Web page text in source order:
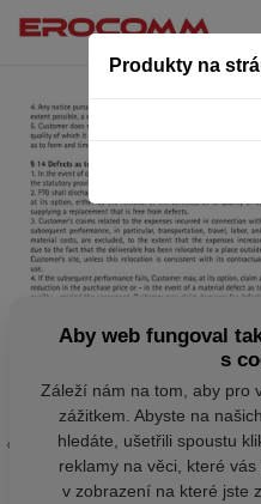
Produkty na
Aby web fungoval
s
Záleží nám na tom, aby pro
zážitkem. Abyste na
hledáte, ušetřili spoustu
reklamy na věci, které
v zobrazení na které jste